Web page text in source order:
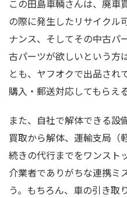
この田島車輌さんは、廃車
の際に発生したリサイクル
ナンス、そしてその中古パ
古パーツが欲しいという方
とも、ヤフオクで出品され
購入・郵送対応してもらえ
また、自社で解体できる設
買取から解体、運輸支局（
続きの代行までをワンスト
介業者でありがちな連携ミ
う。もちろん、車の引き取